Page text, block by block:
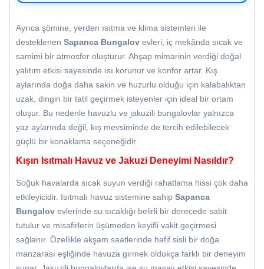
Ayrıca şömine, yerden ısıtma ve klima sistemleri ile
desteklenen Sapanca Bungalov evleri, iç mekânda sıcak ve
samimi bir atmosfer oluşturur. Ahşap mimarinin verdiği doğal
yalıtım etkisi sayesinde ısı korunur ve konfor artar. Kış
aylarında doğa daha sakin ve huzurlu olduğu için kalabalıktan
uzak, dingin bir tatil geçirmek isteyenler için ideal bir ortam
oluşur. Bu nedenle havuzlu ve jakuzili bungalovlar yalnızca
yaz aylarında değil, kış mevsiminde de tercih edilebilecek
güçlü bir konaklama seçeneğidir.
Kışın Isıtmalı Havuz ve Jakuzi Deneyimi Nasıldır?
Soğuk havalarda sıcak suyun verdiği rahatlama hissi çok daha
etkileyicidir. Isıtmalı havuz sistemine sahip Sapanca
Bungalov evlerinde su sıcaklığı belirli bir derecede sabit
tutulur ve misafirlerin üşümeden keyifli vakit geçirmesi
sağlanır. Özellikle akşam saatlerinde hafif sisli bir doğa
manzarası eşliğinde havuza girmek oldukça farklı bir deneyim